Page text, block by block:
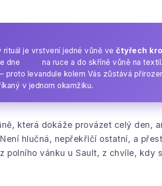
rituál je vrstvení jedné vůně ve čtyřech
dne
na ruce a do skříně vůně na
proto levandule kolem Vás zůstává
v jednom okamžiku.
která dokáže provázet celý den,
hlučná, nepřekřičí ostatní, a
polního vánku u Sault, z chvíle, kdy